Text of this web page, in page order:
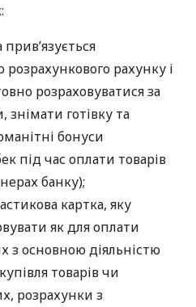
прив’язується
рахунку і
розраховуватися за
знімати готівку та
бонуси
під час оплати товарів
банку);
картка, яку
як для оплати
з основною діяльністю
товарів чи
розрахунки з